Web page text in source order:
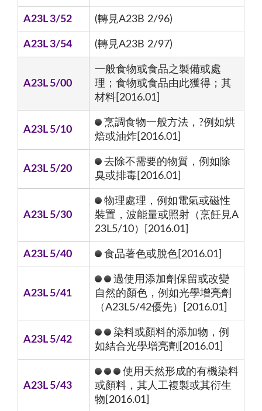
A23L 3/52 (轉見A23B 2/96)
A23L 3/54 (轉見A23B 2/97)
A23L 5/00
一般食物或食品之製備或處
理；食物或食品由此獲得；其
材料[2016.01]
A23L 5/10
烹調食物一般方法，?例如烘
焙或油炸[2016.01]
A23L 5/20
去除不需要的物質，例如除
臭或排毒[2016.01]
A23L 5/30
物理處理，例如電氣或磁性
裝置，波能量或照射（烹飪見A
23L5/10）[2016.01]
A23L 5/40 食品著色或脫色[2016.01]
A23L 5/41
過使用添加劑保留或改變
自然的顏色，例如光學增亮劑
（A23L5/42優先）[2016.01]
A23L 5/42
染料或顏料的添加物，例
如結合光學增亮劑[2016.01]
A23L 5/43
使用天然形成的有機染料
或顏料，其人工複製或其衍生
物[2016.01]